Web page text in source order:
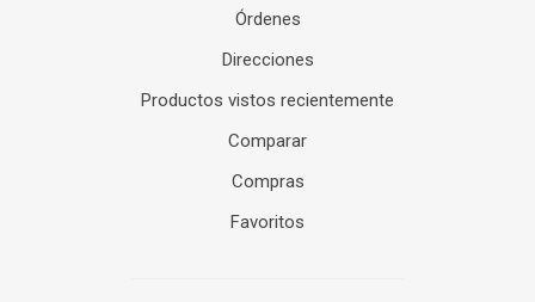
Órdenes
Direcciones
Productos vistos recientemente
Comparar
Compras
Favoritos